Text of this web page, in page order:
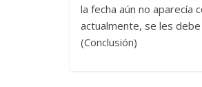
la fecha aún no aparecía
actualmente, se les
(Conclusión)